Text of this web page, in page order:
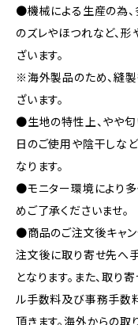
●機械による生産の為、
のズレやほつれなど、
ざいます。
※海外製品のため、縫
ざいます。
●生地の特性上、やや匂
日のご使用や陰干しな
なります。
●モニター環境により
めご了承くださいませ。
●商品のご注文後キャン
注文後に取り寄せ先へ
となります。また、取り
ル手数料及び事務手数
頂きます。海外からの取